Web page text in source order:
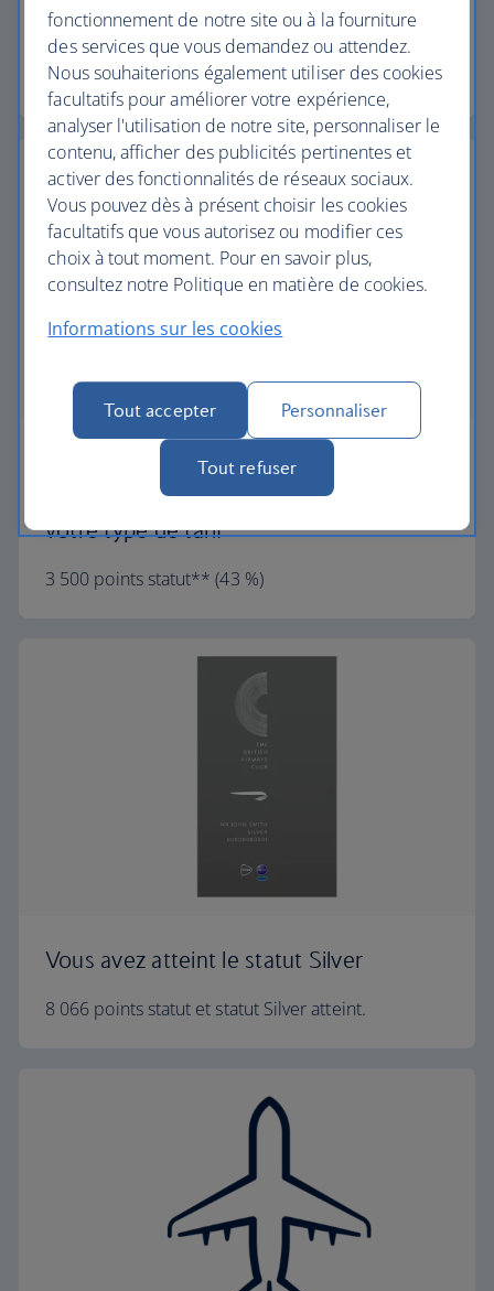
Businessà destination de Madrid
4 566 points statut* (57 %)
Vous obtiendrez : des points statut
supplémentaires calculés en fonction de
votre type de tarif
3 500 points statut** (43 %)
Vous avez atteint le statut Silver
8 066 points statut et statut Silver atteint.
fonctionnement de notre site ou à la fourniture
des services que vous demandez ou attendez.
Nous souhaiterions également utiliser des cookies
facultatifs pour améliorer votre expérience,
analyser l'utilisation de notre site, personnaliser le
contenu, afficher des publicités pertinentes et
activer des fonctionnalités de réseaux sociaux.
Vous pouvez dès à présent choisir les cookies
facultatifs que vous autorisez ou modifier ces
choix à tout moment. Pour en savoir plus,
consultez notre Politique en matière de cookies.
Informations sur les cookies
Tout accepter Personnaliser
Tout refuser